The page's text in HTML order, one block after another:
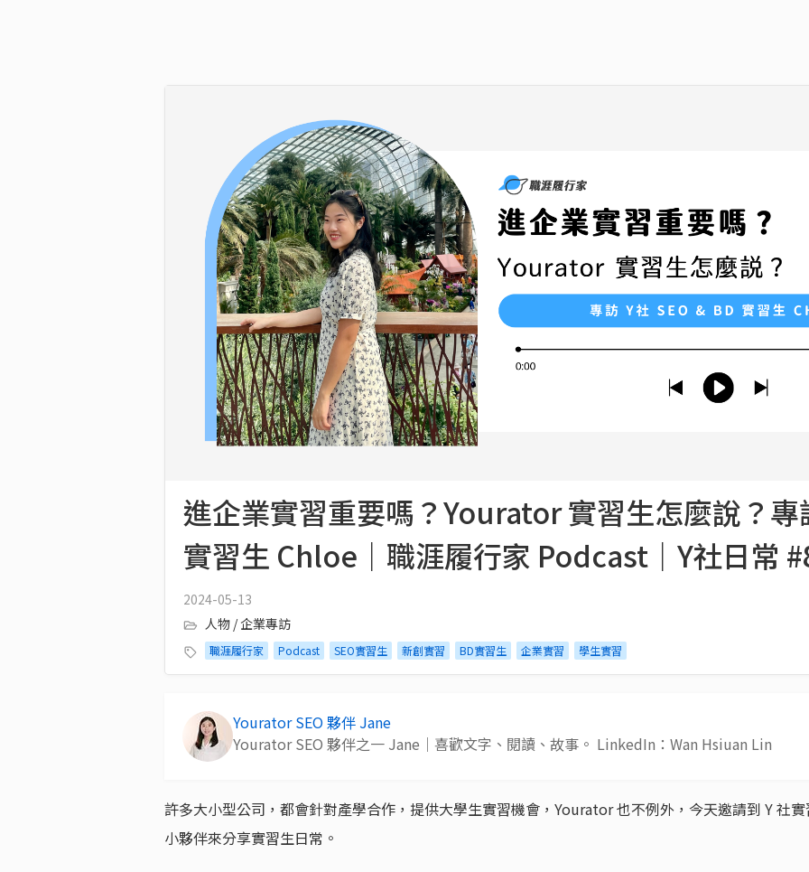
進企業實習重要嗎？Yourator 實習生怎麼說？專
實習生 Chloe｜職涯履行家 Podcast｜Y社日常
2024-05-13
人物 / 企業專訪
職涯履行家 Podcast SEO實習生 新創實習 BD實習生 企業實習 學生實習
Yourator SEO 夥伴 Jane
Yourator SEO 夥伴之一 Jane｜喜歡文字、閱讀、故事。 LinkedIn：Wan Hsiuan Lin
許多大小型公司，都會針對產學合作，提供大學生實習機會，Yourator 也不例外，今天邀請到 Y 社
小夥伴來分享實習生日常。